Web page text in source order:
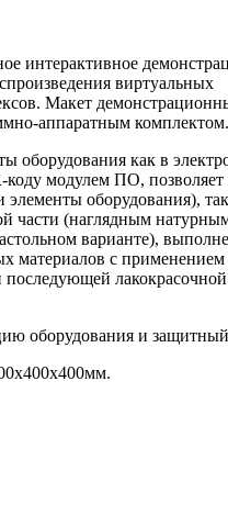
интерактивное
виртуальных
Макет
аппаратным комплектом.
оборудования как в
модулем ПО, позволяет
элементы оборудования),
части (наглядным
варианте),
материалов с применением
последующей лакокрасочной
оборудования и